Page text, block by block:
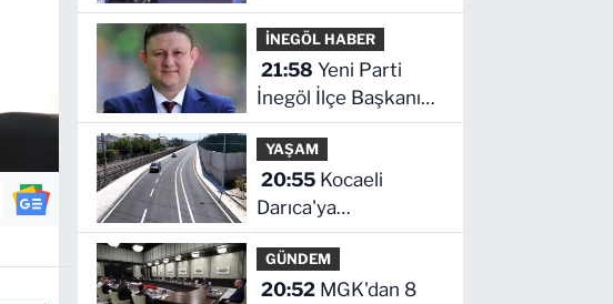
OSB tanıtıldı...
Bursa'nın kalkınma
yolculuğunda yeni
dönem
İNEGÖL HABER
21:58 Yeni Parti
İnegöl İlçe Başkanı
Erkan Dönmez’den
İlk Mesaj
YAŞAM
20:55
Darıca'ya
Büyükşehir'den
modern ulaşım
yatırımı
GÜNDEM
20:52